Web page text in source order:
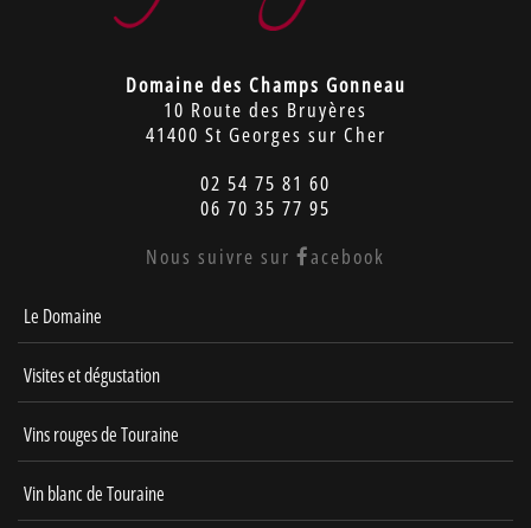
Domaine des Champs Gonneau
10 Route des Bruyères
41400 St Georges sur Cher
02 54 75 81 60
06 70 35 77 95
Nous suivre sur
acebook
Le Domaine
Visites et dégustation
Vins rouges de Touraine
Vin blanc de Touraine